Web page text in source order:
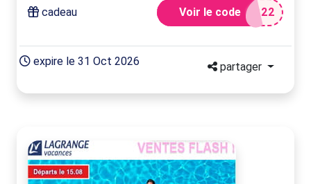
cadeau Voir le code D22
expire le 31 Oct 2026 partager